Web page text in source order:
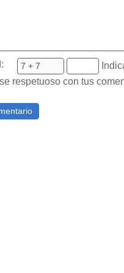
respetuoso con tus